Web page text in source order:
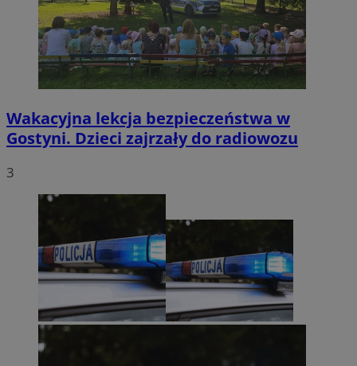
Wakacyjna lekcja bezpieczeństwa w
Gostyni. Dzieci zajrzały do radiowozu
3